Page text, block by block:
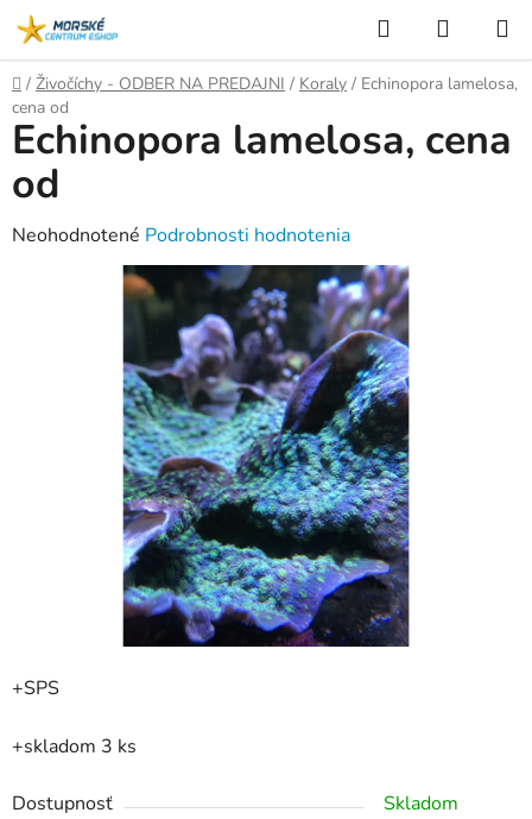
Prejsť
na
obsah
Hľadať
KOŠÍK
Domov
/ Živočíchy - ODBER NA PREDAJNI / Koraly / Echinopora lamelosa,
cena od
+SPS
+skladom 3 ks
Dostupnosť
Skladom
Echinopora lamelosa, cena
od
Priemerné
Neohodnotené Podrobnosti hodnotenia